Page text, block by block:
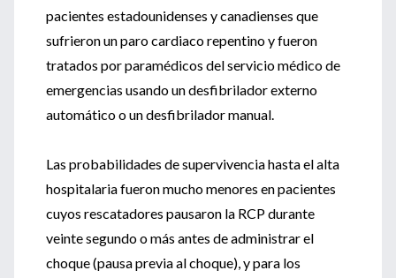
pacientes estadounidenses y canadienses que
sufrieron un paro cardiaco repentino y fueron
tratados por paramédicos del servicio médico de
emergencias usando un desfibrilador externo
automático o un desfibrilador manual.
Las probabilidades de supervivencia hasta el alta
hospitalaria fueron mucho menores en pacientes
cuyos rescatadores pausaron la RCP durante
veinte segundo o más antes de administrar el
choque (pausa previa al choque), y para los